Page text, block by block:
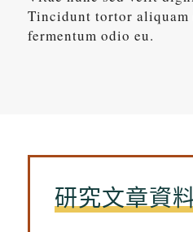
Tincidunt tortor
fermentum odio eu.
研究文章資